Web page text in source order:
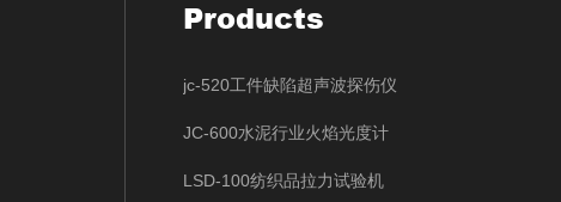
Products
jc-520工件缺陷超声波探伤仪
JC-600水泥行业火焰光度计
LSD-100纺织品拉力试验机